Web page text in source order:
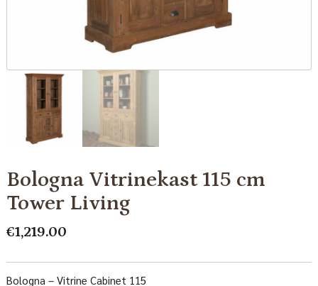
Bologna Vitrinekast 115 cm
Tower Living
€1,219.00
Bologna – Vitrine Cabinet 115